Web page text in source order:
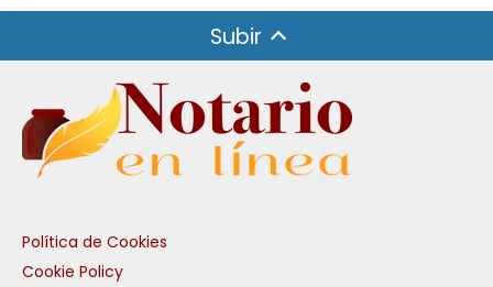
Subir
Política de Cookies
Cookie Policy